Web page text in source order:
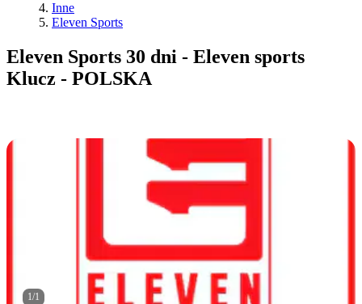
Inne
Eleven Sports
Eleven Sports 30 dni - Eleven sports
Klucz - POLSKA
1/1